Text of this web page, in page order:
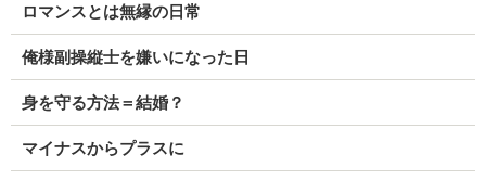
ロマンスとは無縁の日常
俺様副操縦士を嫌いになった日
身を守る方法＝結婚？
マイナスからプラスに